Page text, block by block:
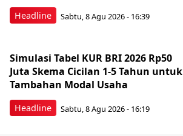
Headline Sabtu, 8 Agu 2026 - 16:39
Headline
Simulasi Tabel KUR BRI 2026 Rp50
Juta Skema Cicilan 1-5 Tahun untuk
Tambahan Modal Usaha
Sabtu, 8 Agu 2026 - 16:19